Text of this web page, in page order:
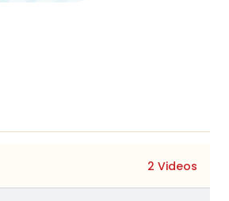
2 Videos